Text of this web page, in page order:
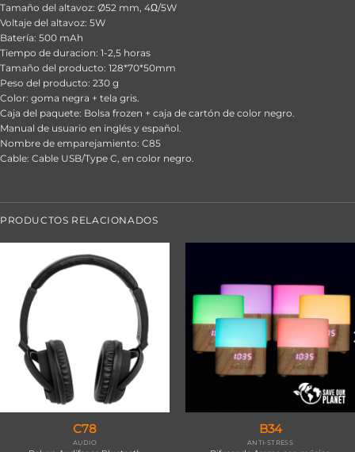
Tamaño del altavoz: Ø52 mm, 4Ω/5W
Voltaje del altavoz: 5W
Batería: 500 mAh
Tiempo de duracion: 1-2,5 horas
Tamaño del producto: 128*70*50mm
Peso del producto: 230 g
Color: goma negra + tela gris.
Caja del paquete: Bolsa frozen + caja de cartón de color negro.
Manual de usuario en inglés y español.
Nombre de emparejamiento: C85
Cable: Cable USB/Type C, en color negro.
PRODUCTOS RELACIONADOS
C78
AUDIO
B34
ANTI-STRESS